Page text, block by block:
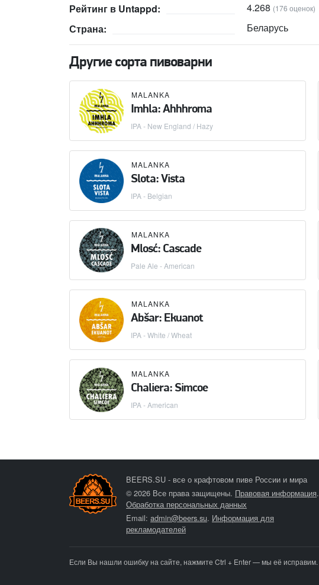
Рейтинг в Untappd:
4.268 (176 оценок)
Страна: Беларусь
Другие сорта пивоварни
MALANKA
Imhla: Ahhhroma
IPA - New England / Hazy
MALANKA
Slota: Vista
IPA - Belgian
MALANKA
Mlosć: Cascade
Pale Ale - American
MALANKA
Abšar: Ekuanot
IPA - White / Wheat
MALANKA
Chaliera: Simcoe
IPA - American
BEERS.SU - все о крафтовом пиве России и мира
© 2026 Все права защищены. Правовая информация.
Обработка персональных данных
Email: admin@beers.su. Информация для
рекламодателей
Если Вы нашли ошибку на сайте, нажмите Ctrl + Enter — мы её исправим.